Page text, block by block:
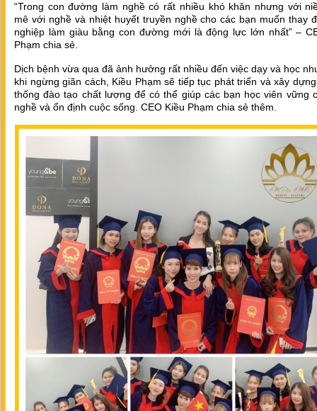
“Trong con đường làm nghề có rất nhiều khó khăn nhưng với
mê với nghề và nhiệt huyết truyền nghề cho các bạn muốn thay
nghiệp làm giàu bằng con đường mới là động lực lớn nhất” –
Phạm chia sẻ.
Dịch bệnh vừa qua đã ảnh hưởng rất nhiều đến việc dạy và học
khi ngừng giãn cách, Kiều Phạm sẽ tiếp tục phát triển và xây
thống đào tạo chất lượng để có thể giúp các bạn học viên vững
nghề và ổn định cuộc sống. CEO Kiều Phạm chia sẻ thêm.